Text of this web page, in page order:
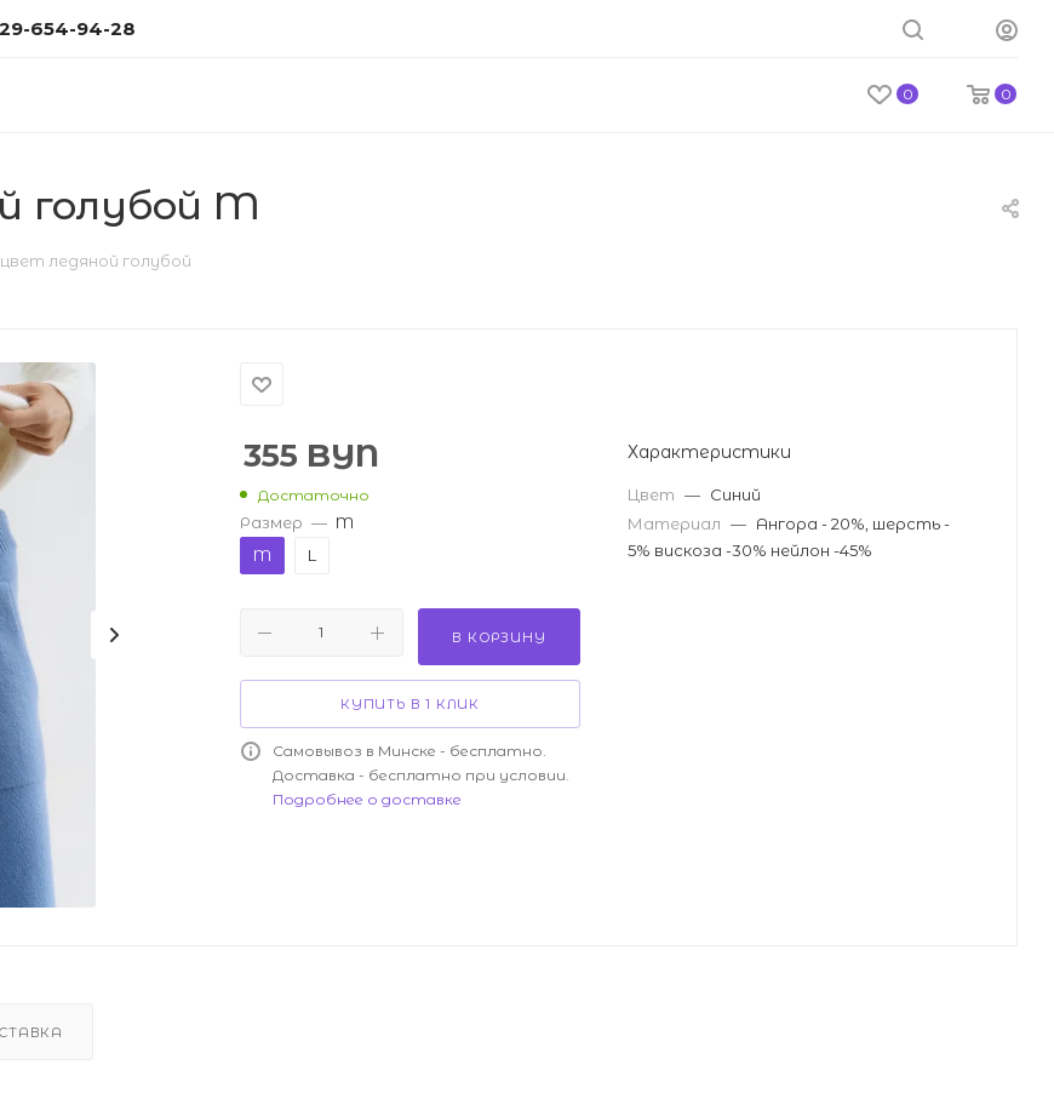
654-94-28
0 0
голубой M
ледяной голубой
355 BYN
Достаточно
Размер — M
M
L
В КОРЗИНУ
КУПИТЬ В 1 КЛИК
Самовывоз в Минске - бесплатно.
Доставка - бесплатно при условии.
Подробнее о доставке
Характеристики
Цвет — Синий
Материал — Ангора - 20%, шерсть -
5% вискоза -30% нейлон -45%